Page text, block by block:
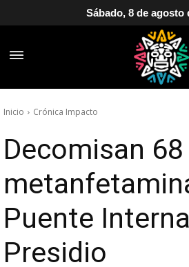
Sábado, 8 de agosto
Inicio Crónica Impacto
Decomisan
Puente
Presidio